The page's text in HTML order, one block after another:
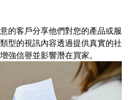
的客戶分享他們對您的產品或服
型的視訊內容透過提供真實的社
強信譽並影響潛在買家。